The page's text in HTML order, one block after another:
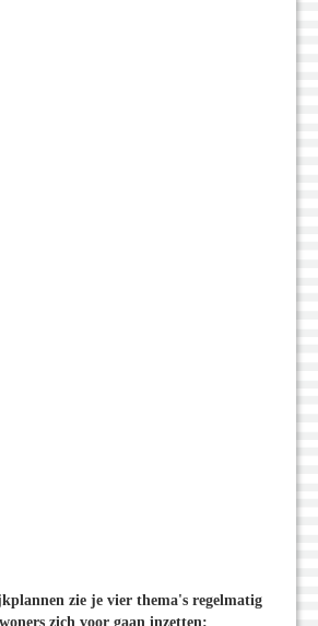
zie je vier thema's regelmatig
zich voor gaan inzetten: